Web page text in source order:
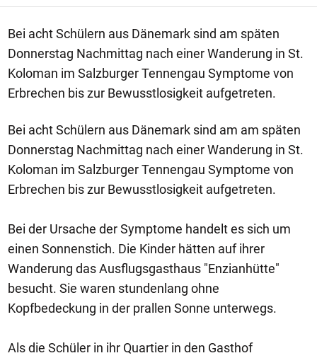
Bei acht Schülern aus Dänemark sind am späten
Donnerstag Nachmittag nach einer Wanderung in St.
Koloman im Salzburger Tennengau Symptome von
Erbrechen bis zur Bewusstlosigkeit aufgetreten.
Bei acht Schülern aus Dänemark sind am am späten
Donnerstag Nachmittag nach einer Wanderung in St.
Koloman im Salzburger Tennengau Symptome von
Erbrechen bis zur Bewusstlosigkeit aufgetreten.
Bei der Ursache der Symptome handelt es sich um
einen Sonnenstich. Die Kinder hätten auf ihrer
Wanderung das Ausflugsgasthaus "Enzianhütte"
besucht. Sie waren stundenlang ohne
Kopfbedeckung in der prallen Sonne unterwegs.
Als die Schüler in ihr Quartier in den Gasthof